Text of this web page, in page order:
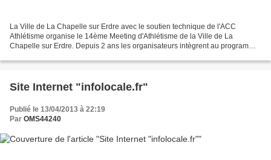
La Ville de La Chapelle sur Erdre avec le soutien technique de l'ACC
Athlétisme organise le 14ème Meeting d'Athlétisme de la Ville de La
Chapelle sur Erdre. Depuis 2 ans les organisateurs intègrent au programme
Site Internet "infolocale.fr"
Publié le 13/04/2013 à 22:19
Par OMS44240